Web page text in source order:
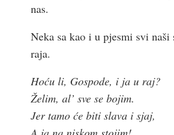
nas.
Neka sa kao i u pjesmi svi
raja.
Hoću li, Gospode, i ja u raj?
Želim, al’ sve se bojim.
Jer tamo će biti slava i sjaj,